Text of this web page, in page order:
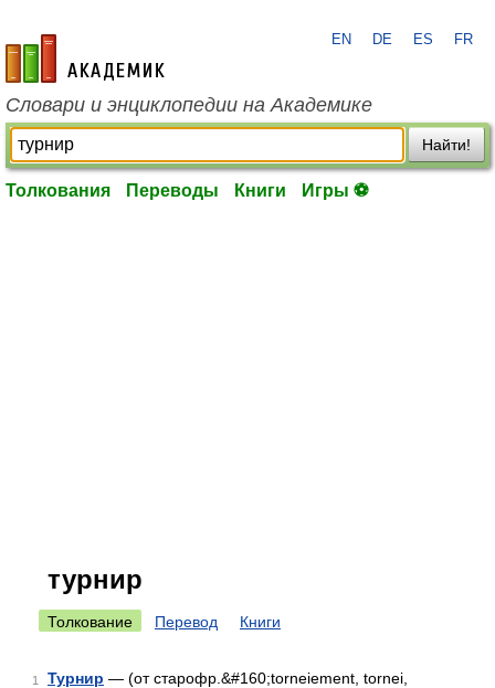
academic.ru
EN DE ES FR
Словари и энциклопедии на Академике
Найти!
Толкования Переводы Книги Игры ⚽
турнир
Толкование Перевод Книги
1 Турнир — (от старофр.&#160;torneiement, tornei,